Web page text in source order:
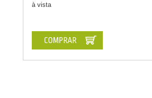
à vista
COMPRAR